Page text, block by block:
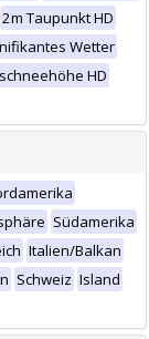
2m Taupunkt HD
Wetter
HD
Südamerika
Italien/Balkan
Schweiz Island